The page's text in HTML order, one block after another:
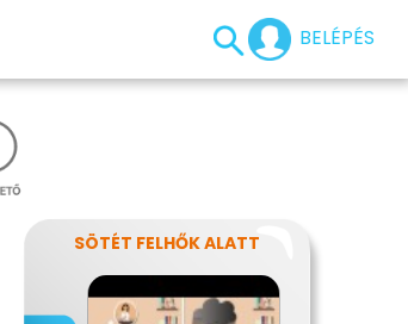
BELÉPÉS
SÖTÉT FELHŐK ALATT